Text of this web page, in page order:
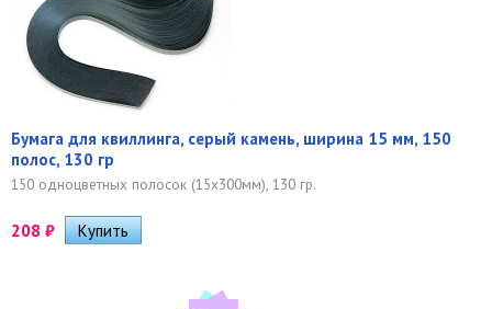
Бумага для квиллинга, серый камень, ширина 15 мм, 150
полос, 130 гр
150 одноцветных полосок (15х300мм), 130 гр.
208 ₽